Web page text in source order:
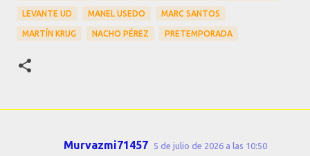
LEVANTE UD MANEL USEDO MARC SANTOS
MARTÍN KRUG NACHO PÉREZ PRETEMPORADA
Murvazmi71457 5 de julio de 2026 a las 10:50